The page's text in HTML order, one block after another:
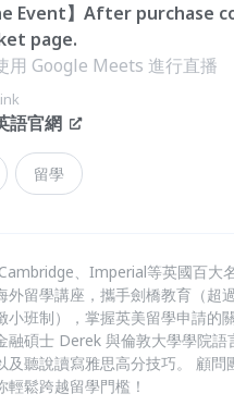
Event】After
page.
用 Google Meets 進行直播
語官網
留學
、Imperial等英國百大
外留學講座，攜手劍橋教育（超
小班制），掌握英美留學申請的
融碩士 Derek 與倫敦大學學院
及聽說讀寫雅思高分技巧。 顧
輕鬆跨越留學門檻！